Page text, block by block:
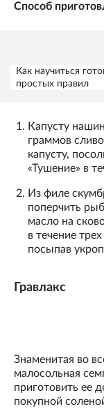
Способ
Как научиться
простых правил
Капусту
граммов
капусту,
«Тушение» в
Из филе
поперчить
масло на
в течение
посыпав
Гравлакс
Знаменитая во
малосольная
приготовить ее
покупной